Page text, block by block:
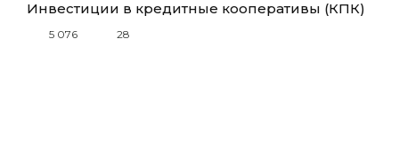
Инвестиции в кредитные кооперативы (КПК)
5 076 28